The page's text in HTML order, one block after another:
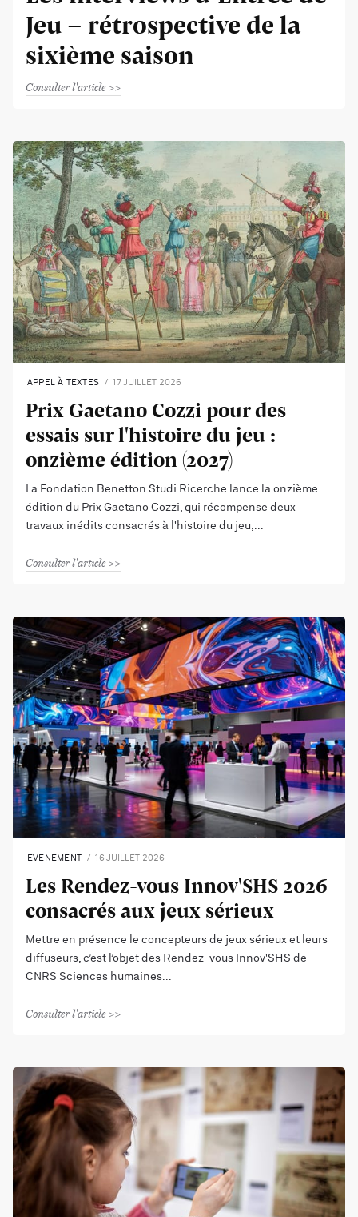
Jeu - rétrospective de la
sixième saison
Consulter l'article
APPEL À TEXTES 17 JUILLET 2026
Prix Gaetano Cozzi pour des
essais sur l'histoire du jeu :
onzième édition (2027)
La Fondation Benetton Studi Ricerche lance la onzième
édition du Prix Gaetano Cozzi, qui récompense deux
travaux inédits consacrés à l'histoire du jeu,
Consulter l'article
EVENEMENT 16 JUILLET 2026
Les Rendez-vous Innov'SHS 2026
consacrés aux jeux sérieux
Mettre en présence le concepteurs de jeux sérieux et leurs
diffuseurs, c’est l’objet des Rendez-vous Innov'SHS de
CNRS Sciences humaines
Consulter l'article